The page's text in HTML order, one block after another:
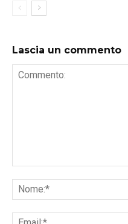
Lascia un commento